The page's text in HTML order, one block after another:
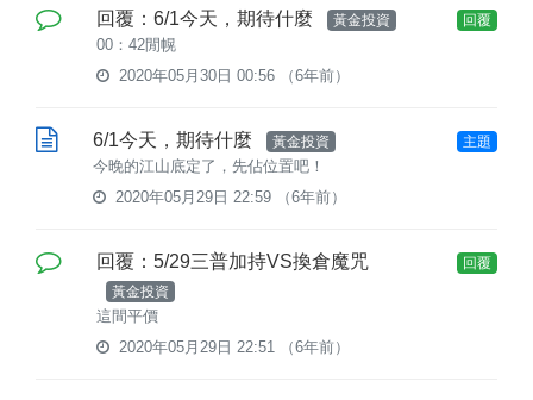
回覆：6/1今天，期待什麼 黃金投資
00：42閒幌
2020年05月30日 00:56
（6年前）
回覆
6/1今天，期待什麼 黃金投資
今晚的江山底定了，先佔位置吧！
2020年05月29日 22:59
（6年前）
主題
回覆：5/29三普加持VS換倉魔咒
黃金投資
這間平價
2020年05月29日 22:51
（6年前）
回覆